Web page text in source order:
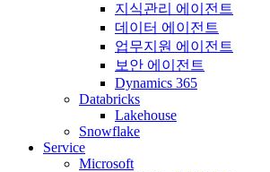
지식관리 에이전트
데이터 에이전트
업무지원 에이전트
보안 에이전트
Dynamics 365
Databricks
Lakehouse
Snowflake
Service
Microsoft